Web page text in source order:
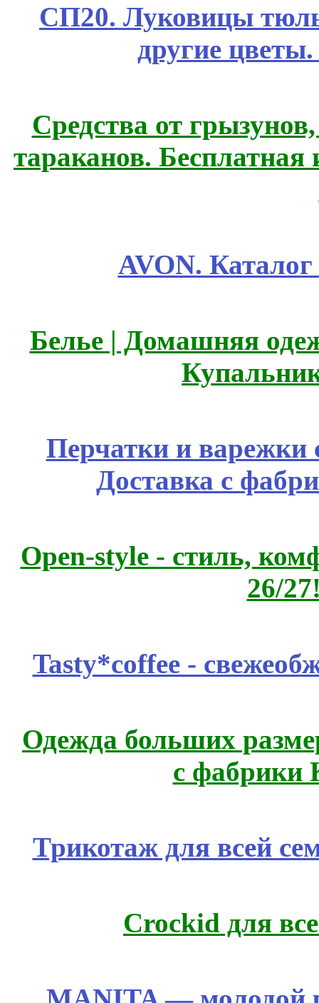
СП20. Луковицы
другие
Средства от
тараканов.
AVON.
Белье | Домашняя
Перчатки и варежки
Доставка с
Open-style - стиль,
26/
Tasty*coffee -
Одежда больших
с фабрики
Трикотаж для всей
Crockid для